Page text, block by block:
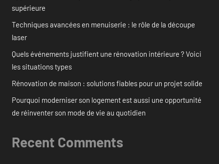
supérieure
Techniques avancées en menuiserie : le rôle de la découpe
laser
Quels événements justifient une rénovation intérieure ? Voici
les situations types
Rénovation de maison : solutions fiables pour un projet solide
Pourquoi moderniser son logement est aussi une opportunité
de réinventer son mode de vie au quotidien
Recent Comments